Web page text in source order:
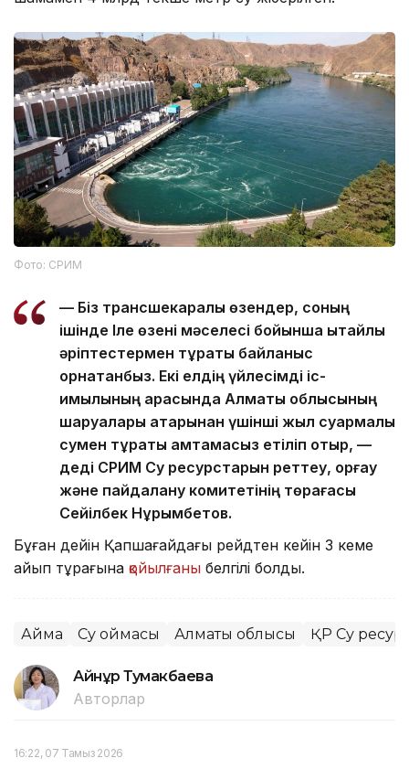
Фото: СРИМ
— Біз трансшекаралық өзендер, соның
ішінде Іле өзені мәселесі бойынша қытайлық
әріптестермен тұрақты байланыс
орнатқанбыз. Екі елдің үйлесімді іс-
қимылының арқасында Алматы облысының
шаруалары қатарынан үшінші жыл суармалы
сумен тұрақты қамтамасыз етіліп отыр, —
деді СРИМ Су ресурстарын реттеу, қорғау
және пайдалану комитетінің төрағасы
Сейілбек Нұрымбетов.
Бұған дейін Қапшағайдағы рейдтен кейін 3 кеме
айып тұрағына қойылғаны белгілі болды.
Аймақ Су қоймасы Алматы облысы ҚР Су
Айнұр Тумакбаева
Авторлар
16:22, 07 Тамыз 2026